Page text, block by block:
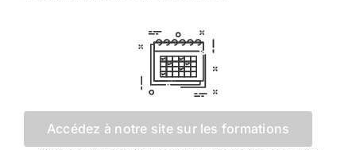
Accédez à notre site sur les formations